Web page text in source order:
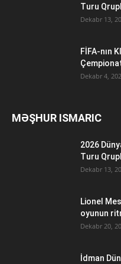
Turu
Dekabr 13,
FİFA-nın
Dekabr 4,
MƏŞHUR ISMARIC
2026
Turu
Dekabr 13,
Lionel
oyunun
Dekabr 20,
İdman